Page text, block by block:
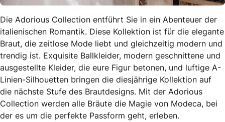
Die Adorious Collection entführt Sie in ein Abenteuer der
italienischen Romantik. Diese Kollektion ist für die elegante
Braut, die zeitlose Mode liebt und gleichzeitig modern und
trendig ist. Exquisite Ballkleider, modern geschnittene und
ausgestellte Kleider, die eure Figur betonen, und luftige A-
Linien-Silhouetten bringen die diesjährige Kollektion auf
die nächste Stufe des Brautdesigns. Mit der Adorious
Collection werden alle Bräute die Magie von Modeca, bei
der es um die perfekte Passform geht, erleben.